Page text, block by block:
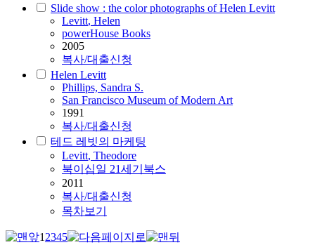
Slide show : the color photographs of Helen Levitt
Levitt, Helen
powerHouse Books
2005
복사/대출신청
Helen Levitt
Phillips, Sandra S.
San Francisco Museum of Modern Art
1991
복사/대출신청
테드 레빗의 마케팅
Levitt, Theodore
북이십일 21세기북스
2011
복사/대출신청
목차보기
12345